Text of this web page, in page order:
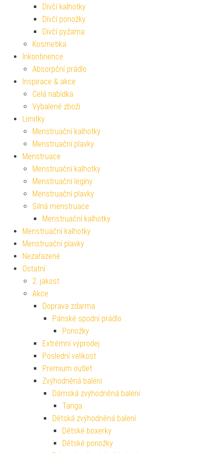
Dívčí kalhotky
Dívčí ponožky
Dívčí pyžama
Kosmetika
Inkontinence
Absorpční prádlo
Inspirace & akce
Celá nabídka
Vybalené zboží
Limitky
Menstruační kalhotky
Menstruační plavky
Menstruace
Menstruační kalhotky
Menstruační legíny
Menstruační plavky
Silná menstruace
Menstruační kalhotky
Menstruační kalhotky
Menstruační plavky
Nezařazené
Ostatní
2. jakost
Akce
Doprava zdarma
Pánské spodní prádlo
Ponožky
Extrémní výprodej
Poslední velikost
Premium outlet
Zvýhodněná balení
Dámská zvýhodněná balení
Tanga
Dětská zvýhodněná balení
Dětské boxerky
Dětské ponožky